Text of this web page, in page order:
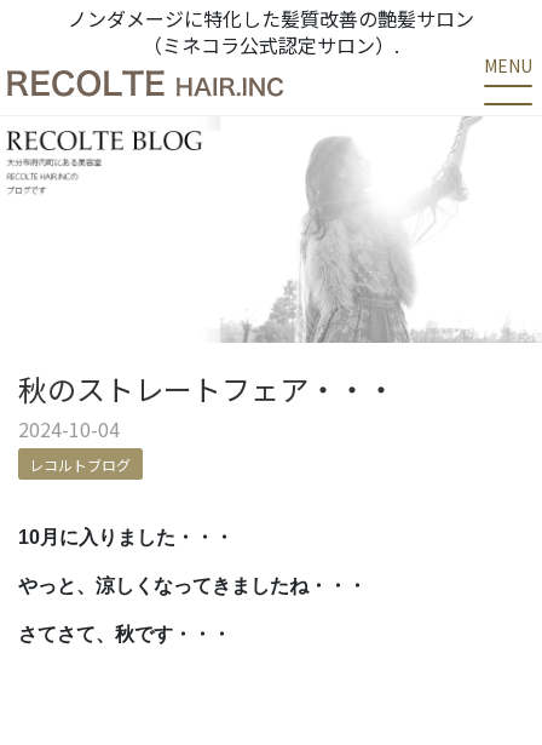
ノンダメージに特化した髪質改善の艶髪サロン
（ミネコラ公式認定サロン）.
MENU
秋のストレートフェア・・・
2024-10-04
レコルトブログ
10月に入りました・・・
やっと、涼しくなってきましたね・・・
さてさて、秋です・・・